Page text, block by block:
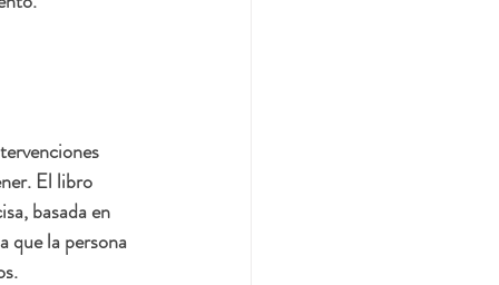
El libro
basada en
que la persona